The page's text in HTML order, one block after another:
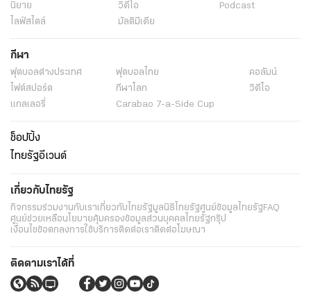
นิยาย
วิดีโอ
Podcast
ไลฟ์สไตล์
มัลติมีเดีย
กีฬา
ฟุตบอลต่่างประเทศ ฟุตบอลไทย
คอลัมน์
ไฟต์สปอร์ต
กีฬาโลก
วิดีโอ
แกลเลอรี่
Carabao 7-a-Side Cup
ช็อปปิ้ง
ไทยรัฐอีเวนต์
เกี่ยวกับไทยรัฐ
กิจกรรมร่วมงานกับเราเกี่ยวกับไทยรัฐมูลนิธิไทยรัฐศูนย์ข้อมูลไทยรัฐFAQ
ศูนย์ช่วยเหลือนโยบายคุ้มครองข้อมูลส่วนบุคคลไทยรัฐกรุ๊ป
เงื่อนไขข้อตกลงการใช้บริการติดต่อเราติดต่อโฆษณา
ติดตามเราได้ที่